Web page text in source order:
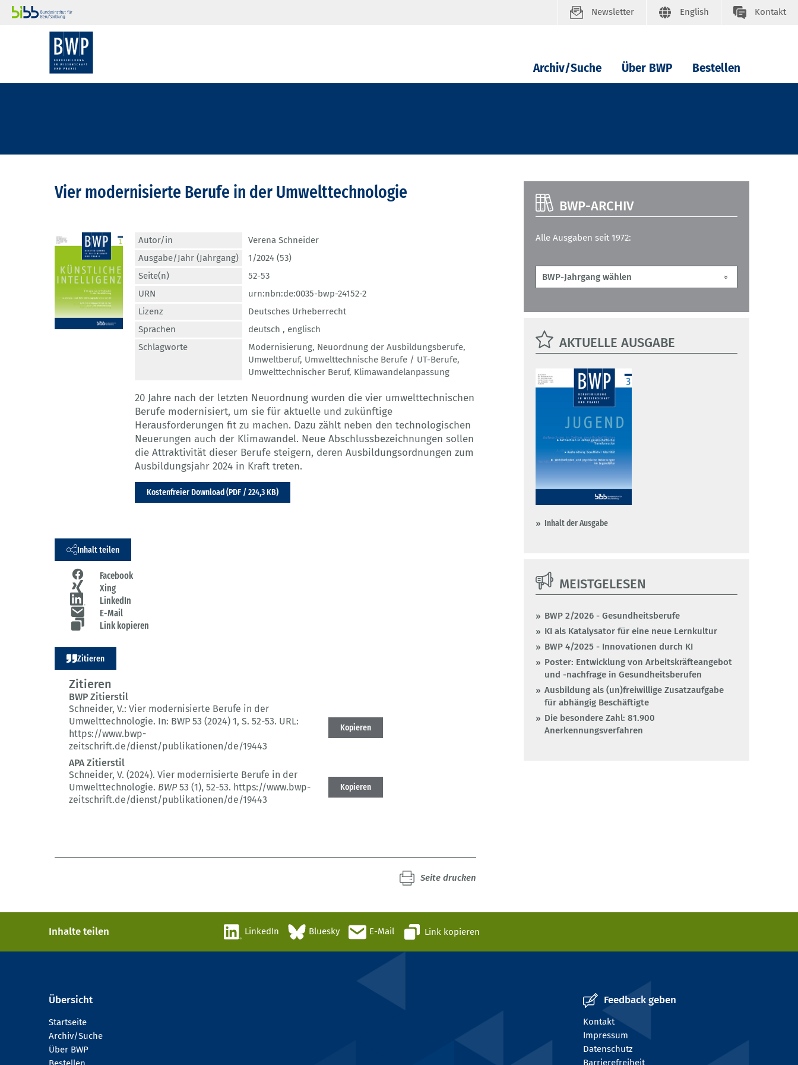
Newsletter English Kontakt
Archiv/Suche Über BWP Bestellen
Vier modernisierte Berufe in der Umwelttechnologie
Autor/in
Verena Schneider
Ausgabe/Jahr (Jahrgang)
1/2024 (53)
Seite(n)
52-53
URN
urn:nbn:de:0035-bwp-24152-2
Lizenz
Deutsches Urheberrecht
Sprachen
deutsch , englisch
Schlagworte
Modernisierung, Neuordnung der Ausbildungsberufe,
Umweltberuf, Umwelttechnische Berufe / UT-Berufe,
Umwelttechnischer Beruf, Klimawandelanpassung
20 Jahre nach der letzten Neuordnung wurden die vier umwelttechnischen
Berufe modernisiert, um sie für aktuelle und zukünftige
Herausforderungen fit zu machen. Dazu zählt neben den technologischen
Neuerungen auch der Klimawandel. Neue Abschlussbezeichnungen sollen
die Attraktivität dieser Berufe steigern, deren Ausbildungsordnungen zum
Ausbildungsjahr 2024 in Kraft treten.
Kostenfreier Download (PDF / 224,3 KB)
Inhalt teilen
Facebook
Xing
LinkedIn
E-Mail
Link kopieren
Zitieren
Zitieren
BWP Zitierstil
Schneider, V.: Vier modernisierte Berufe in der
Umwelttechnologie. In: BWP 53 (2024) 1, S. 52-53. URL:
https://www.bwp-
zeitschrift.de/dienst/publikationen/de/19443
Kopieren
APA Zitierstil
Schneider, V. (2024). Vier modernisierte Berufe in der
Umwelttechnologie. BWP53 (1), 52-53. https://www.bwp-
zeitschrift.de/dienst/publikationen/de/19443
Kopieren
Seite drucken
BWP-ARCHIV
Alle Ausgaben seit 1972:
AKTUELLE AUSGABE
Inhalt der Ausgabe
MEISTGELESEN
BWP 2/2026 - Gesundheitsberufe
KI als Katalysator für eine neue Lernkultur
BWP 4/2025 - Innovationen durch KI
Poster: Entwicklung von Arbeitskräfteangebot
und -nachfrage in Gesundheitsberufen
Ausbildung als (un)freiwillige Zusatzaufgabe
für abhängig Beschäftigte
Die besondere Zahl: 81.900
Anerkennungsverfahren
Inhalte teilen LinkedIn Bluesky E-Mail Link kopieren
Übersicht
Startseite
Archiv/Suche
Über BWP
Feedback geben
Kontakt
Impressum
Datenschutz
Barrierefreiheit